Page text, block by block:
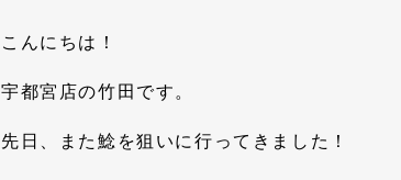
こんにちは！
宇都宮店の竹田です。
先日、また鯰を狙いに行ってきました！